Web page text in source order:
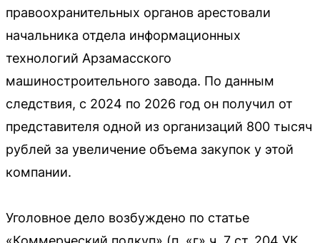
правоохранительных органов арестовали
начальника отдела информационных
технологий Арзамасского
машиностроительного завода. По данным
следствия, с 2024 по 2026 год он получил от
представителя одной из организаций 800 тысяч
рублей за увеличение объема закупок у этой
компании.
Уголовное дело возбуждено по статье